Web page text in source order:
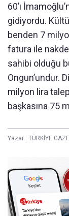
60’ı
gidiyordu.
benden 7
fatura ile nakde
sahibi olduğu
Ongun’undur.
milyon lira
başkasına 75
Yazar : TÜRKİYE